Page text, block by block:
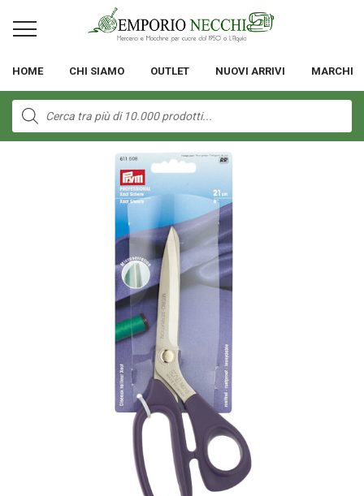
HOME CHI SIAMO OUTLET NUOVI ARRIVI MARCHI
Products
search